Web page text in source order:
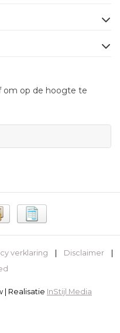
om op de hoogte te
verklaring | Disclaimer
|
| Realisatie InStijl Media